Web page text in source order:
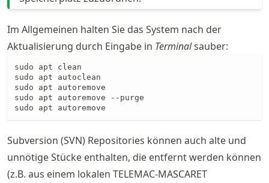
Im Allgemeinen halten Sie das System nach der
Aktualisierung durch Eingabe in Terminalsauber:
sudo apt clean
sudo apt autoclean
sudo apt autoremove
sudo apt autoremove --purge
sudo apt autoremove
Subversion (SVN) Repositories können auch alte und
unnötige Stücke enthalten, die entfernt werden können
(z.B. aus einem lokalen TELEMAC-MASCARET